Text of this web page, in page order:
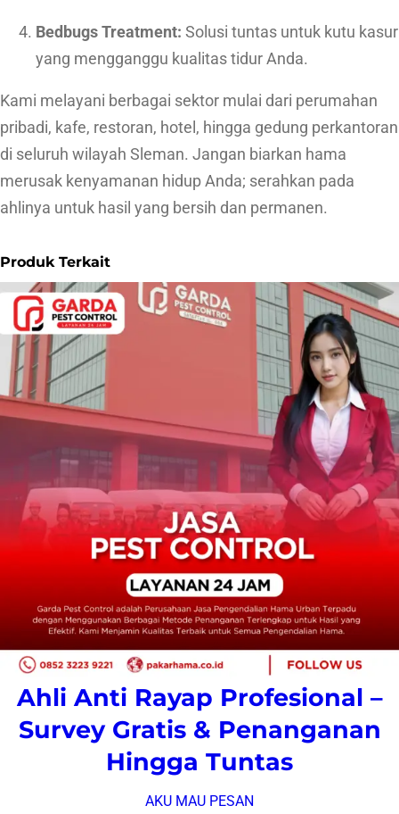
Bedbugs Treatment: Solusi tuntas untuk kutu kasur
yang mengganggu kualitas tidur Anda.
Kami melayani berbagai sektor mulai dari perumahan
pribadi, kafe, restoran, hotel, hingga gedung perkantoran
di seluruh wilayah Sleman. Jangan biarkan hama
merusak kenyamanan hidup Anda; serahkan pada
ahlinya untuk hasil yang bersih dan permanen.
Produk Terkait
Ahli Anti Rayap Profesional –
Survey Gratis & Penanganan
Hingga Tuntas
AKU MAU PESAN